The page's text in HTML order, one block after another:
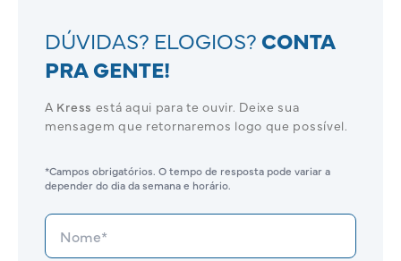
DÚVIDAS? ELOGIOS? CONTA
PRA GENTE!
A Kress está aqui para te ouvir. Deixe sua
mensagem que retornaremos logo que possível.
*Campos obrigatórios. O tempo de resposta pode variar a
depender do dia da semana e horário.